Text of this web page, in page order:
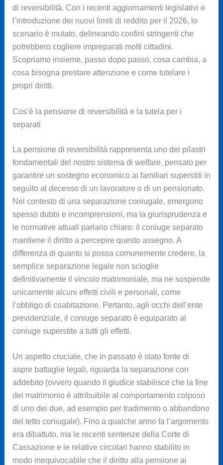
di reversibilità. Con i recenti aggiornamenti legislativi e
l’introduzione dei nuovi limiti di reddito per il 2026, lo
scenario è mutato, delineando confini stringenti che
potrebbero cogliere impreparati molti cittadini.
Scopriamo insieme, passo dopo passo, cosa cambia, a
cosa bisogna prestare attenzione e come tutelare i
propri diritti.
Cos’è la pensione di reversibilità e la tutela per i
separati
La pensione di reversibilità rappresenta uno dei pilastri
fondamentali del nostro sistema di welfare, pensato per
garantire un sostegno economico ai familiari superstiti in
seguito al decesso di un lavoratore o di un pensionato.
Nel contesto di una separazione coniugale, emergono
spesso dubbi e incomprensioni, ma la giurisprudenza e
le normative attuali parlano chiaro: il coniuge separato
mantiene il diritto a percepire questo assegno. A
differenza di quanto si possa comunemente credere, la
semplice separazione legale non scioglie
definitivamente il vincolo matrimoniale, ma ne sospende
unicamente alcuni effetti civili e personali, come
l’obbligo di coabitazione. Pertanto, agli occhi dell’ente
previdenziale, il coniuge separato è equiparato al
coniuge superstite a tutti gli effetti.
Un aspetto cruciale, che in passato è stato fonte di
aspre battaglie legali, riguarda la separazione con
addebito (ovvero quando il giudice stabilisce che la fine
del matrimonio è attribuibile al comportamento colposo
di uno dei due, ad esempio per tradimento o abbandono
del tetto coniugale). Fino a qualche anno fa l’argomento
era dibattuto, ma le recenti sentenze della Corte di
Cassazione e le relative circolari hanno stabilito in
modo inequivocabile che il diritto alla pensione ai